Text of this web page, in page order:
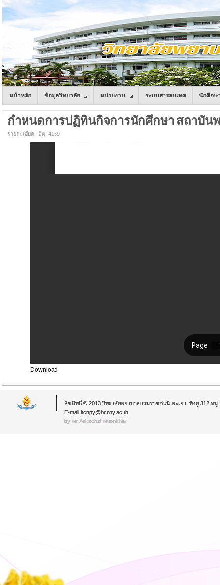
หน้าหลัก ข้อมูลวิทยาลัย หน่วยงาน ระบบสารสนเทศ นักศึกษ
กำหนดการปฏิทินกิจการนักศึกษา สถาบันพ
รายละเอียด ฮิต: 4169
Download
ลิขสิทธิ์ © 2013 วิทยาลัยพยาบาลบรมราชชนนี พะเยา. ที่อยู่ 312 หมู่
E-mail:bcnpy@bcnpy.ac.th
by Mr.Aekachai Muenkhat